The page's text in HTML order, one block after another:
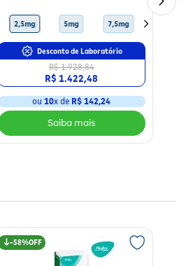
15mg 12,5mg 5mg
Aplicadoras
2,5mg 5mg 7,5mg
Desconto de Laboratório
R$ 1.928,84
R$ 1.422,48
ou 10x de R$ 142,24
58%